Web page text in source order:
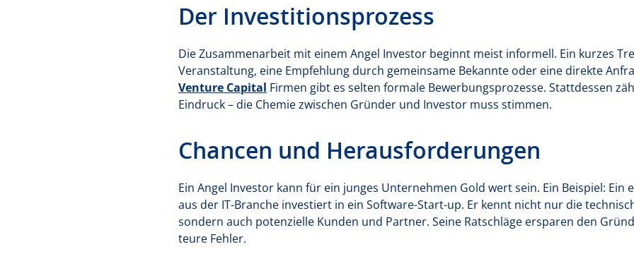
Der Investitionsprozess
Die Zusammenarbeit mit einem Angel Investor beginnt meist informell. Ein kurzes
Veranstaltung, eine Empfehlung durch gemeinsame Bekannte oder eine direkte
Venture Capital Firmen gibt es selten formale Bewerbungsprozesse. Stattdessen
Eindruck – die Chemie zwischen Gründer und Investor muss stimmen.
Chancen und Herausforderungen
Ein Angel Investor kann für ein junges Unternehmen Gold wert sein. Ein Beispiel:
aus der IT-Branche investiert in ein Software-Start-up. Er kennt nicht nur die
sondern auch potenzielle Kunden und Partner. Seine Ratschläge ersparen den
teure Fehler.